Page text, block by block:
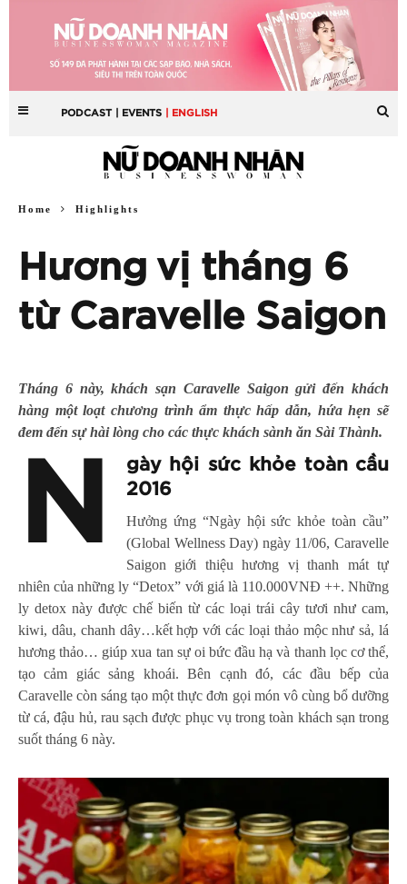
PODCAST | EVENTS | ENGLISH
Home Highlights
Hương vị tháng 6
từ Caravelle Saigon
Tháng 6 này, khách sạn Caravelle Saigon gửi đến khách
hàng một loạt chương trình ẩm thực hấp dẫn, hứa hẹn sẽ
đem đến sự hài lòng cho các thực khách sành ăn Sài Thành.
N
gày hội sức khỏe toàn cầu
2016
Hưởng ứng “Ngày hội sức khỏe toàn cầu”
(Global Wellness Day) ngày 11/06, Caravelle
Saigon giới thiệu hương vị thanh mát tự
nhiên của những ly “Detox” với giá là 110.000VNĐ ++. Những
ly detox này được chế biến từ các loại trái cây tươi như cam,
kiwi, dâu, chanh dây…kết hợp với các loại thảo mộc như sả, lá
hương thảo… giúp xua tan sự oi bức đầu hạ và thanh lọc cơ thể,
tạo cảm giác sảng khoái. Bên cạnh đó, các đầu bếp của
Caravelle còn sáng tạo một thực đơn gọi món vô cùng bổ dưỡng
từ cá, đậu hủ, rau sạch được phục vụ trong toàn khách sạn trong
suốt tháng 6 này.